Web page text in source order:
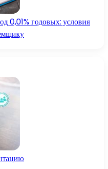
0,01% годовых: условия